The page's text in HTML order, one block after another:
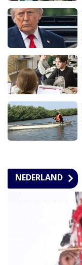
NEDERLAND